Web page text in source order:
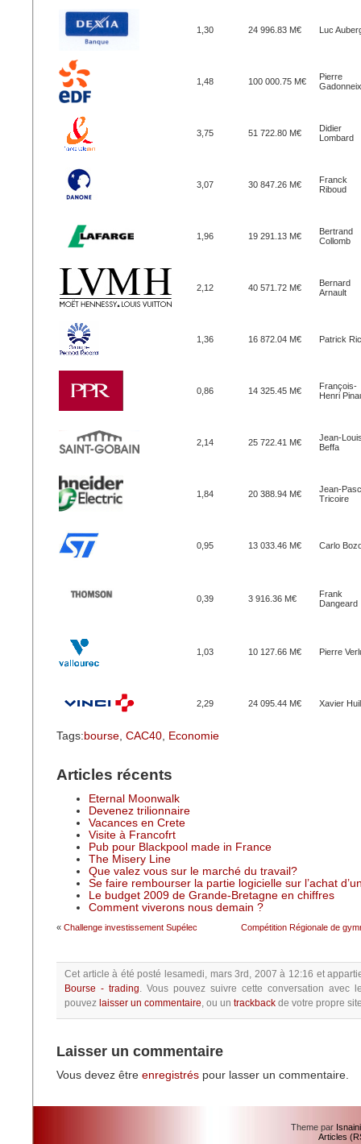
1,30 24 996.83 M€ Luc
1,48 100 000.75 M€
Pierre
Gadonneix
3,75 51 722.80 M€
Didier
Lombard
3,07 30 847.26 M€
Franck
Riboud
1,96 19 291.13 M€
Bertrand
Collomb
2,12 40 571.72 M€
Bernard
Arnault
1,36 16 872.04 M€ Patrick
0,86 14 325.45 M€
François-
Henri
2,14 25 722.41 M€
Jean-
Beffa
1,84 20 388.94 M€
Jean-
Tricoire
0,95 13 033.46 M€ Carlo
0,39 3 916.36 M€
Frank
Dangeard
1,03 10 127.66 M€ Pierre
2,29 24 095.44 M€ Xavier
Tags: bourse, CAC40, Economie
Articles récents
Eternal Moonwalk
Devenez trilionnaire
Vacances en Crete
Visite à Francofrt
Pub pour Blackpool made in France
The Misery Line
Que valez vous sur le marché du travail?
Se faire rembourser la partie logicielle sur l’achat
Le budget 2009 de Grande-Bretagne en chiffres
Comment viverons nous demain ?
« Challenge investissement Supélec Compétition Régionale de
Cet article à été posté lesamedi, mars 3rd, 2007 à 12:16 et
Bourse - trading. Vous pouvez suivre cette conversation avec
pouvez laisser un commentaire, ou un trackback de votre propre
Laisser un commentaire
Vous devez être enregistrés pour lasser un commentaire.
Theme par
Articles